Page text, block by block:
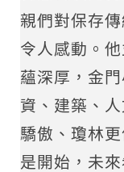
親們對保存
令人感動。
蘊深厚，金
資、建築、
驕傲、瓊林
是開始，未